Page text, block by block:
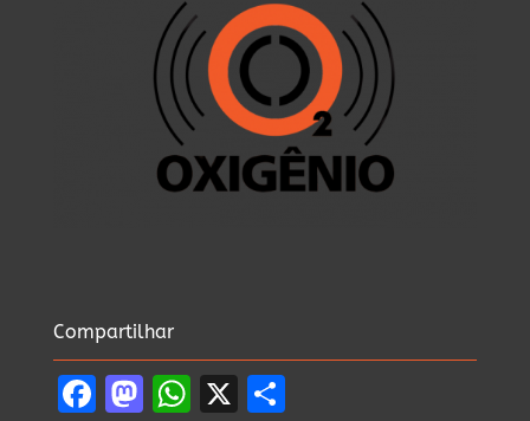
Compartilhar
Facebook
Mastodon
WhatsApp
X Share